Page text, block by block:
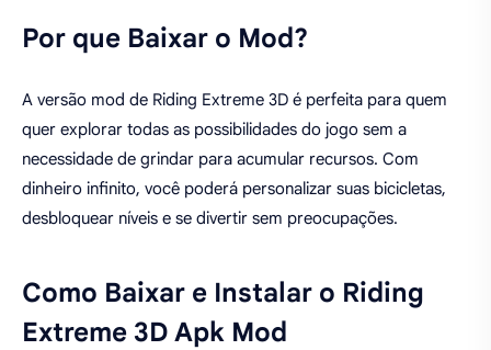
Por que Baixar o Mod?
A versão mod de Riding Extreme 3D é perfeita para quem
quer explorar todas as possibilidades do jogo sem a
necessidade de grindar para acumular recursos. Com
dinheiro infinito, você poderá personalizar suas bicicletas,
desbloquear níveis e se divertir sem preocupações.
Como Baixar e Instalar o Riding
Extreme 3D Apk Mod